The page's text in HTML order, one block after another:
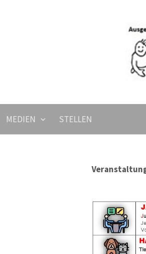
MEDIEN STELLEN